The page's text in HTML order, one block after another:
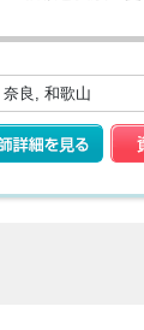
良, 和歌山